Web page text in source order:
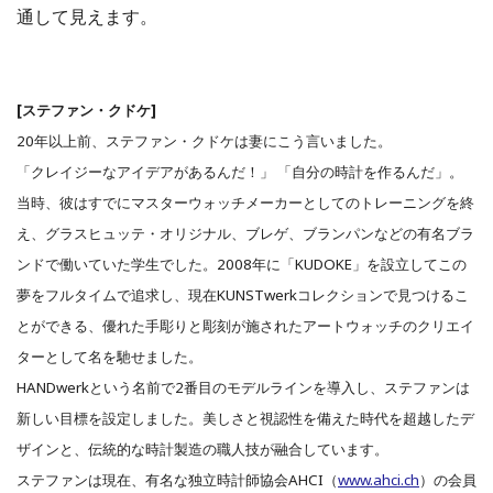
通して見えます。
[ステファン・クドケ]
20年以上前、ステファン・クドケは妻にこう言いました。
「クレイジーなアイデアがあるんだ！」 「自分の時計を作るんだ」。
当時、彼はすでにマスターウォッチメーカーとしてのトレーニングを終
え、グラスヒュッテ・オリジナル、ブレゲ、ブランパンなどの有名ブラ
ンドで働いていた学生でした。2008年に「KUDOKE」を設立してこの
夢をフルタイムで追求し、現在KUNSTwerkコレクションで見つけるこ
とができる、優れた手彫りと彫刻が施されたアートウォッチのクリエイ
ターとして名を馳せました。
HANDwerkという名前で2番目のモデルラインを導入し、ステファンは
新しい目標を設定しました。美しさと視認性を備えた時代を超越したデ
ザインと、伝統的な時計製造の職人技が融合しています。
ステファンは現在、有名な独立時計師協会AHCI（www.ahci.ch）の会員